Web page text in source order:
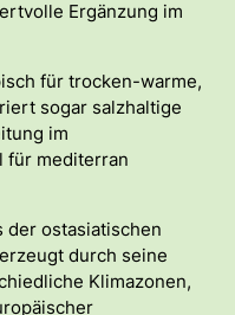
Ergänzung im
für trocken-warme,
sogar salzhaltige
im
für mediterran
der ostasiatischen
durch seine
Klimazonen,